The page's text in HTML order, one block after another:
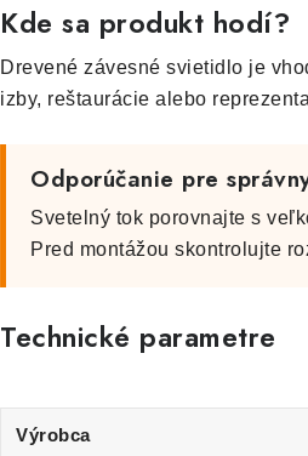
Kde sa produkt hodí?
Drevené závesné svietidlo je
izby, reštaurácie alebo
Odporúčanie pre
Svetelný tok porovnajte s
Pred montážou skontrolujte
Technické parametre
Výrobca